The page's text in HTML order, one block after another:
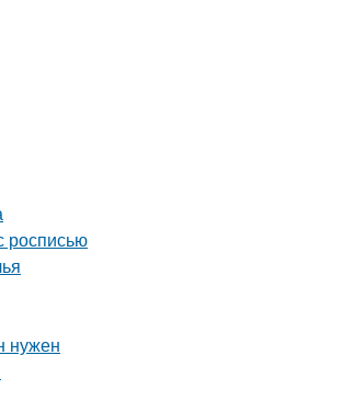
росписью
нужен